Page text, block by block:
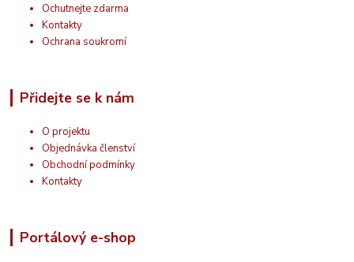
Ochutnejte zdarma
Kontakty
Ochrana soukromí
Přidejte se k nám
O projektu
Objednávka členství
Obchodní podmínky
Kontakty
Portálový e-shop